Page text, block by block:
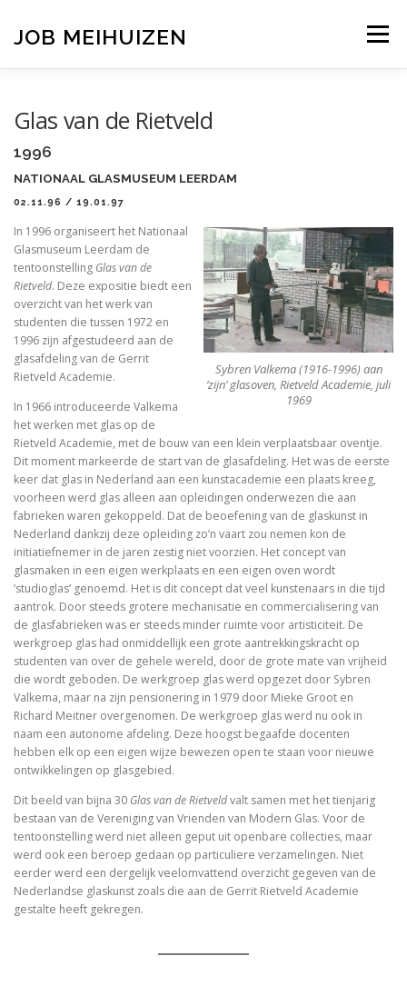
JOB MEIHUIZEN Menu
Glas van de Rietveld
1996
NATIONAAL GLASMUSEUM LEERDAM
02.11.96 / 19.01.97
Sybren Valkema (1916-1996) aan
‘zijn’ glasoven, Rietveld Academie, juli
1969
In 1996 organiseert het Nationaal
Glasmuseum Leerdam de
tentoonstelling Glas van de
Rietveld. Deze expositie biedt een
overzicht van het werk van
studenten die tussen 1972 en
1996 zijn afgestudeerd aan de
glasafdeling van de Gerrit
Rietveld Academie.
In 1966 introduceerde Valkema
het werken met glas op de
Rietveld Academie, met de bouw van een klein verplaatsbaar oventje.
Dit moment markeerde de start van de glasafdeling. Het was de eerste
keer dat glas in Nederland aan een kunstacademie een plaats kreeg,
voorheen werd glas alleen aan opleidingen onderwezen die aan
fabrieken waren gekoppeld. Dat de beoefening van de glaskunst in
Nederland dankzij deze opleiding zo’n vaart zou nemen kon de
initiatiefnemer in de jaren zestig niet voorzien. Het concept van
glasmaken in een eigen werkplaats en een eigen oven wordt
‘studioglas’ genoemd. Het is dit concept dat veel kunstenaars in die tijd
aantrok. Door steeds grotere mechanisatie en commercialisering van
de glasfabrieken was er steeds minder ruimte voor artisticiteit. De
werkgroep glas had onmiddellijk een grote aantrekkingskracht op
studenten van over de gehele wereld, door de grote mate van vrijheid
die wordt geboden. De werkgroep glas werd opgezet door Sybren
Valkema, maar na zijn pensionering in 1979 door Mieke Groot en
Richard Meitner overgenomen. De werkgroep glas werd nu ook in
naam een autonome afdeling. Deze hoogst begaafde docenten
hebben elk op een eigen wijze bewezen open te staan voor nieuwe
ontwikkelingen op glasgebied.
Dit beeld van bijna 30 Glas van de Rietveldvalt samen met het tienjarig
bestaan van de Vereniging van Vrienden van Modern Glas. Voor de
tentoonstelling werd niet alleen geput uit openbare collecties, maar
werd ook een beroep gedaan op particuliere verzamelingen. Niet
eerder werd een dergelijk veelomvattend overzicht gegeven van de
Nederlandse glaskunst zoals die aan de Gerrit Rietveld Academie
gestalte heeft gekregen.